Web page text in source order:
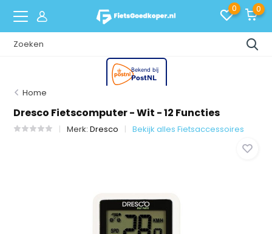
0 0
Home
Dresco Fietscomputer - Wit - 12 Functies
Merk:Dresco Bekijk alles Fietsaccessoires